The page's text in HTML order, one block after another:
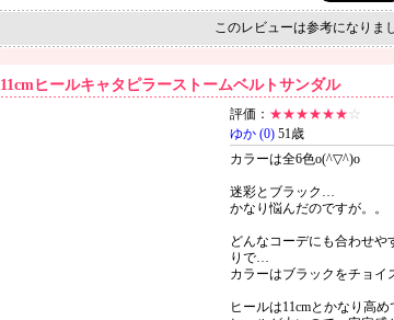
このレビューは参考になりま
11cmヒールキャタピラーストームベルトサンダル
評価： ★★★★★★ ☆
ゆか (0) 51歳
カラーは全6色o(^▽^)o
迷彩とブラック…
かなり悩んだのですが。。
どんなコーデにも合わせ
りで…
カラーはブラックをチョ
ヒールは11cmとかなり高め